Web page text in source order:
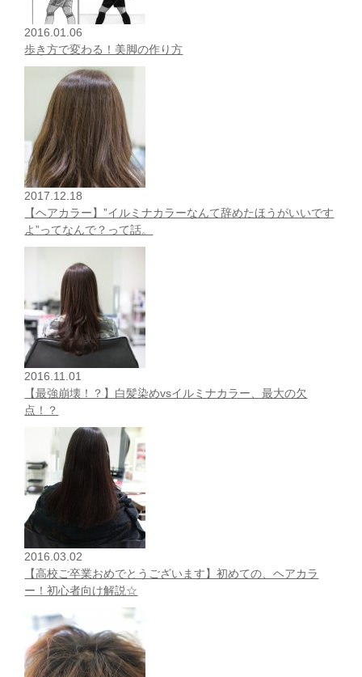
2016.01.06
歩き方で変わる！美脚の作り方
2017.12.18
【ヘアカラー】”イルミナカラーなんて辞めたほうがいいです
よ”ってなんで？って話。
2016.11.01
【最強崩壊！？】白髪染めvsイルミナカラー、最大の欠
点！？
2016.03.02
【高校ご卒業おめでとうございます】初めての、ヘアカラ
ー！初心者向け解説☆